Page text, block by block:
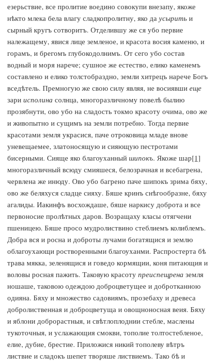
езерьствие, все пролитие воедино совокупи внезапу, якоже
нѣкто млека бела влагу сладкопролитну, яко да усырить и
сырный кругъ сотворитъ. Отделившу же ся убо первие
належащему, явися лице земленое, и красота восия каменю, и
горамъ, и брегомъ глубокодолнимъ. От сего убо состав
водный и моря нарече; сушное же естество, елико каменемъ
составлено и елико толстобраздно, земли хитрецъ нарече Богъ
вседѣтель. Премногую же свою силу являя, не восиявши еще
зари исполина солнца, многоразличному повелѣ былию
прозябнути, ово убо на сладость токмо красоту очима, ово же
и живопытно и сущимъ на земли потребно. Тогда первие
красотами земля украсися, паче отроковица младе внове
уневещаемее, златоносящую и сияющую пестротами
бисерными. Сияще яко благоуханный шипокъ. Якоже шар[1]
многоразличный всюду смияшеся, белозрачная и всебагрена,
червлена же инюду. Ово убо багрено паче шипокъ зрима бяху,
ово же беляхуся сладце сияху. Бяше кринъ снѣгообразне, бяху
агалиды. Иакинфъ восхождаше, бяше наркису доброта и все
первоносие пролѣтных даров. Возращаху класы отягчени
пшеницею. Бяше просо мудролиствино стеблиемъ колиблемъ.
Добра вся и росна и доброты лучами богатящися и землю
облагоухающи ростворенными благоуханми. Распростерта бѣ
трава мякка, зеленящися и говедо кормящии, коня питающия и
воловы росная пажить. Таковую красоту преиспещрена земля
ношаше, таковою одеждою доброцветущее и добротканною
одияна. Бяху и множество садовиямъ, прозебаху и древеса
добролиственная и доброцветуща и овощноносная веия. Бяху
и яблони доброрастныя, и свѣтлоплоднии стебле, маслены
тукоточныя, и услажающия смокви, тополие толтостебленое,
елие, дубие, брестие. Приложися никий тополеву вѣтръ
листвие и сладокъ шепет творяше листвиемъ. Тако бѣ и